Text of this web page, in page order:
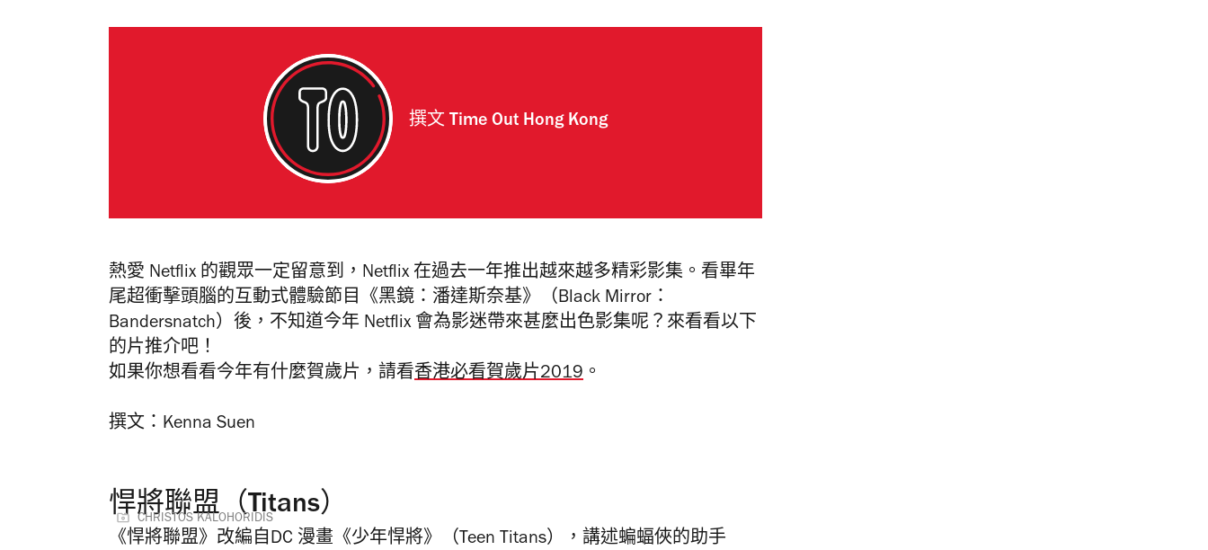
撰文 Time Out Hong Kong
熱愛 Netflix 的觀眾一定留意到，Netflix 在過去一年推出越來越多精彩影集。看畢年
尾超衝擊頭腦的互動式體驗節目《黑鏡：潘達斯奈基》（Black Mirror：
Bandersnatch）後，不知道今年 Netflix 會為影迷帶來甚麼出色影集呢？來看看以下
的片推介吧！
如果你想看看今年有什麼賀歲片，請看香港必看賀歲片2019 。
撰文：Kenna Suen
悍將聯盟（Titans）
CHRISTOS KALOHORIDIS
《悍將聯盟》改編自DC 漫畫《少年悍將》（Teen Titans），講述蝙蝠俠的助手